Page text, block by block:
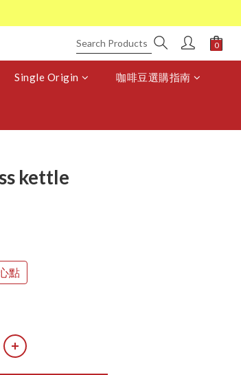
Single Origin 咖啡豆選購指南
kettle
點